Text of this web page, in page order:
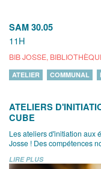
SAM 30.05
11H
BIB JOSSE,
ATELIER COMMUNAL
ATELIERS
CUBE
Les ateliers d'initiation aux
Josse ! Des compétences
LIRE PLUS